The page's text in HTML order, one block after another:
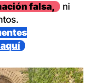
falsa,
ni